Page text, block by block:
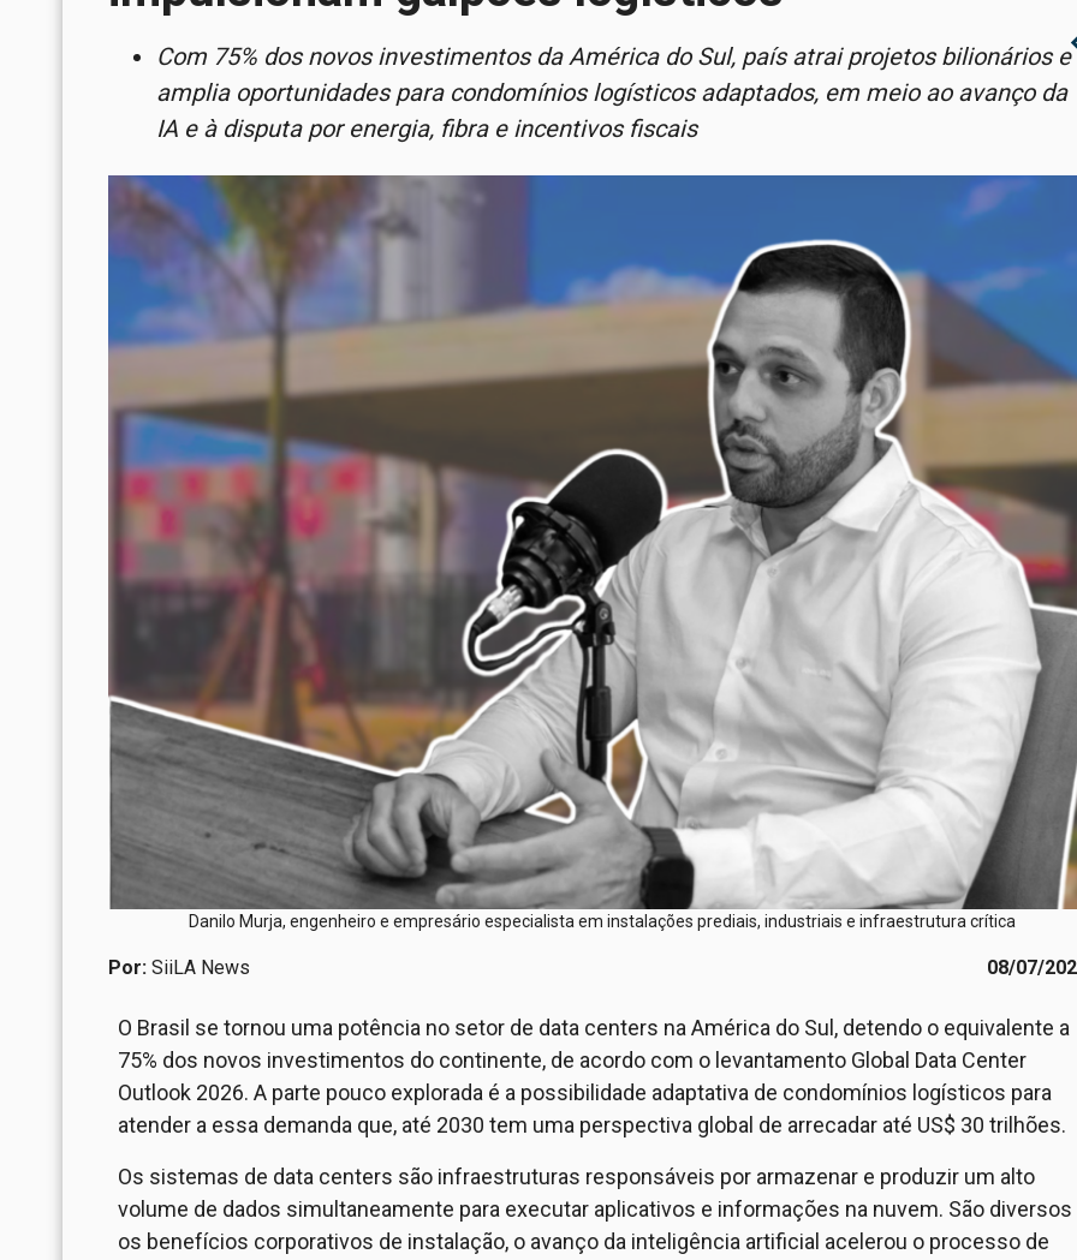
Com 75% dos novos investimentos da América do Sul, país atrai projetos bilionários e
amplia oportunidades para condomínios logísticos adaptados, em meio ao avanço da
IA e à disputa por energia, fibra e incentivos fiscais
Danilo Murja, engenheiro e empresário especialista em instalações prediais, industriais e infraestrutura crítica
Por: SiiLA News 08/07/
O Brasil se tornou uma potência no setor de data centers na América do Sul, detendo o equivalente a
75% dos novos investimentos do continente, de acordo com o levantamento Global Data Center
Outlook 2026. A parte pouco explorada é a possibilidade adaptativa de condomínios logísticos para
atender a essa demanda que, até 2030 tem uma perspectiva global de arrecadar até US$ 30 trilhões.
Os sistemas de data centers são infraestruturas responsáveis por armazenar e produzir um alto
volume de dados simultaneamente para executar aplicativos e informações na nuvem. São diversos
os benefícios corporativos de instalação, o avanço da inteligência artificial acelerou o processo de